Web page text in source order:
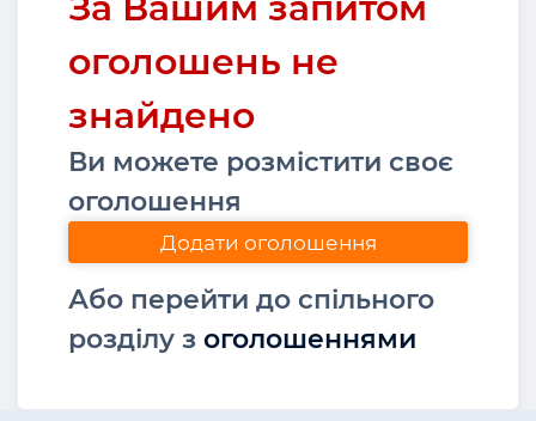
оголошень не
знайдено
Ви можете розмістити своє
оголошення
Додати оголошення
Або перейти до спільного
розділу з оголошеннями